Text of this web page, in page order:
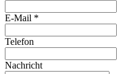
E-Mail *
Telefon
Nachricht